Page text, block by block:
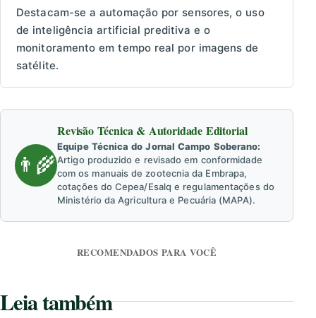
Destacam-se a automação por sensores, o uso
de inteligência artificial preditiva e o
monitoramento em tempo real por imagens de
satélite.
👨‍🌾
Revisão Técnica & Autoridade Editorial
Equipe Técnica do Jornal Campo Soberano:
Artigo produzido e revisado em conformidade
com os manuais de zootecnia da Embrapa,
cotações do Cepea/Esalq e regulamentações do
Ministério da Agricultura e Pecuária (MAPA).
RECOMENDADOS PARA VOCÊ
Leia também